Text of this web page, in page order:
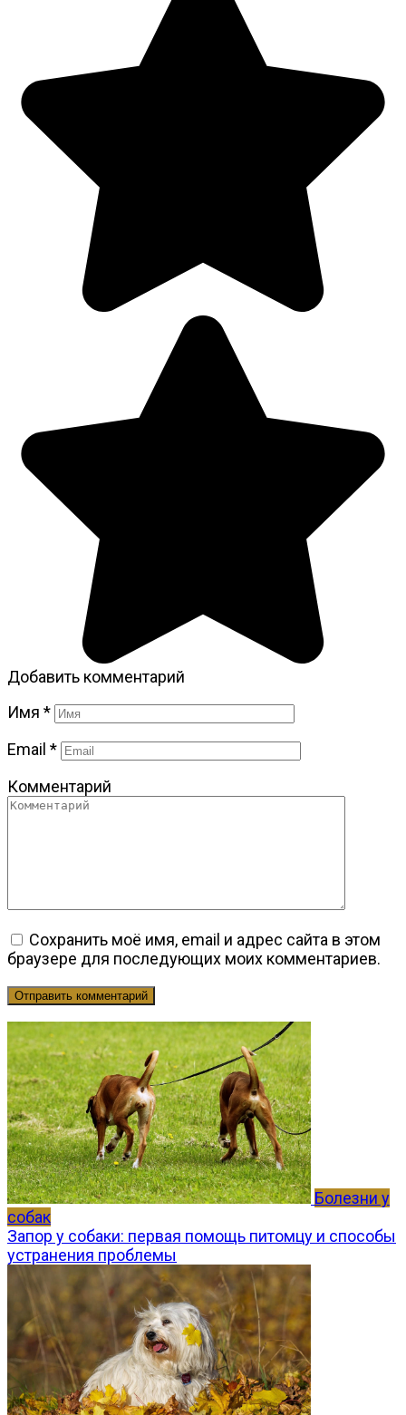
Добавить комментарий
Имя *
Email *
Комментарий
Сохранить моё имя, email и адрес сайта в этом
браузере для последующих моих комментариев.
Болезни у
собак
Запор у собаки: первая помощь питомцу и способы
устранения проблемы